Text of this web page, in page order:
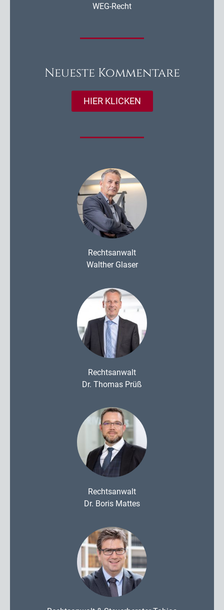
WEG-Recht
Neueste Kommentare
HIER KLICKEN
Rechtsanwalt
Walther Glaser
Rechtsanwalt
Dr. Thomas Prüß
Rechtsanwalt
Dr. Boris Mattes